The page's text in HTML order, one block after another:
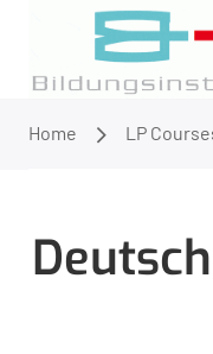
Home LP